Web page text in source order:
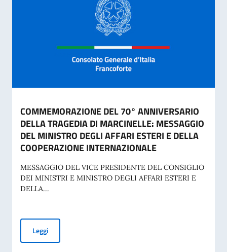
COMMEMORAZIONE DEL 70° ANNIVERSARIO
DELLA TRAGEDIA DI MARCINELLE: MESSAGGIO
DEL MINISTRO DEGLI AFFARI ESTERI E DELLA
COOPERAZIONE INTERNAZIONALE
MESSAGGIO DEL VICE PRESIDENTE DEL CONSIGLIO
DEI MINISTRI E MINISTRO DEGLI AFFARI ESTERI E
DELLA...
LeggiCOMMEMORAZIONE DEL 70° ANNIVERSARIO DELLA